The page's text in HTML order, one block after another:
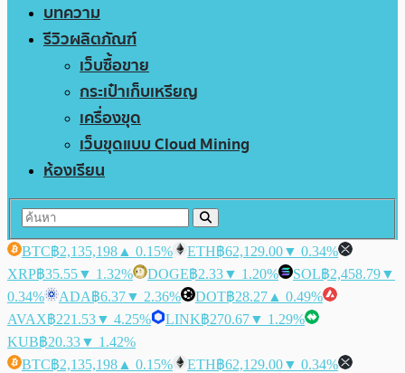
บทความ
รีวิวผลิตภัณฑ์
เว็บซื้อขาย
กระเป๋าเก็บเหรียญ
เครื่องขุด
เว็บขุดแบบ Cloud Mining
ห้องเรียน
BTC฿2,135,198 ▲ 0.15% ETH฿62,129.00▼ 0.34%
XRP฿35.55▼ 1.32% DOGE฿2.33▼ 1.20% SOL฿2,458.79▼
0.34%
ADA฿6.37▼ 2.36% DOT฿28.27 ▲ 0.49%
AVAX฿221.53▼ 4.25% LINK฿270.67▼ 1.29%
KUB฿20.33▼ 1.42%
BTC฿2,135,198 ▲ 0.15% ETH฿62,129.00▼ 0.34%